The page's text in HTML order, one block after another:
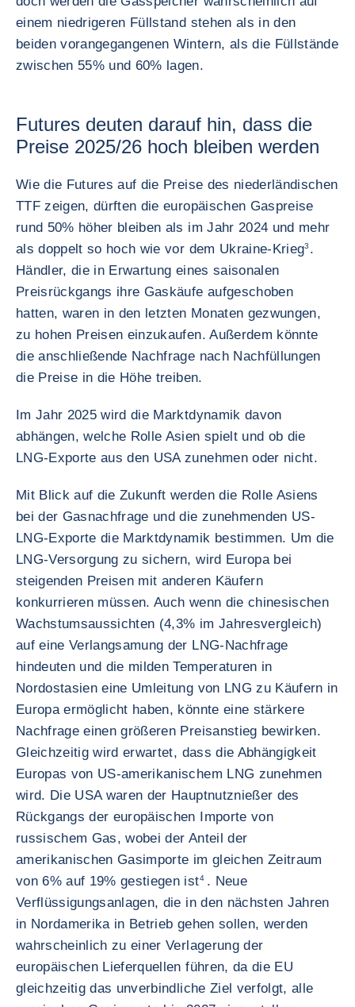
einem niedrigeren Füllstand stehen als in den
beiden vorangegangenen Wintern, als die Füllstände
zwischen 55% und 60% lagen.
Futures deuten darauf hin, dass die
Preise 2025/26 hoch bleiben werden
Wie die Futures auf die Preise des niederländischen
TTF zeigen, dürften die europäischen Gaspreise
rund 50% höher bleiben als im Jahr 2024 und mehr
als doppelt so hoch wie vor dem Ukraine-Krieg3 .
Händler, die in Erwartung eines saisonalen
Preisrückgangs ihre Gaskäufe aufgeschoben
hatten, waren in den letzten Monaten gezwungen,
zu hohen Preisen einzukaufen. Außerdem könnte
die anschließende Nachfrage nach Nachfüllungen
die Preise in die Höhe treiben.
Im Jahr 2025 wird die Marktdynamik davon
abhängen, welche Rolle Asien spielt und ob die
LNG-Exporte aus den USA zunehmen oder nicht.
Mit Blick auf die Zukunft werden die Rolle Asiens
bei der Gasnachfrage und die zunehmenden US-
LNG-Exporte die Marktdynamik bestimmen. Um die
LNG-Versorgung zu sichern, wird Europa bei
steigenden Preisen mit anderen Käufern
konkurrieren müssen. Auch wenn die chinesischen
Wachstumsaussichten (4,3% im Jahresvergleich)
auf eine Verlangsamung der LNG-Nachfrage
hindeuten und die milden Temperaturen in
Nordostasien eine Umleitung von LNG zu Käufern in
Europa ermöglicht haben, könnte eine stärkere
Nachfrage einen größeren Preisanstieg bewirken.
Gleichzeitig wird erwartet, dass die Abhängigkeit
Europas von US-amerikanischem LNG zunehmen
wird. Die USA waren der Hauptnutznießer des
Rückgangs der europäischen Importe von
russischem Gas, wobei der Anteil der
amerikanischen Gasimporte im gleichen Zeitraum
von 6% auf 19% gestiegen ist4 . Neue
Verflüssigungsanlagen, die in den nächsten Jahren
in Nordamerika in Betrieb gehen sollen, werden
wahrscheinlich zu einer Verlagerung der
europäischen Lieferquellen führen, da die EU
gleichzeitig das unverbindliche Ziel verfolgt, alle